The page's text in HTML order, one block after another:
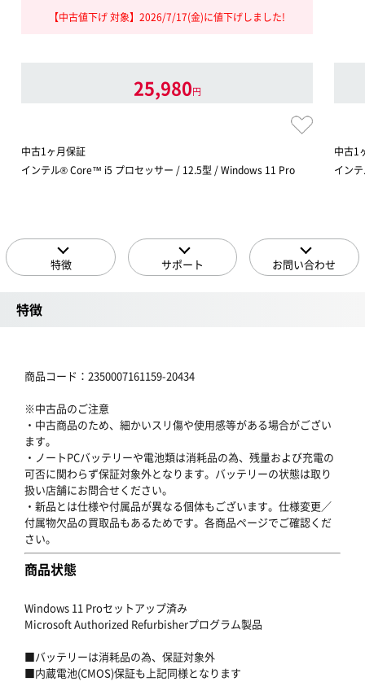
【中古値下げ 対象】2026/7/17(金)に値下げしました!
25,980円
中古1ヶ月保証
インテル® Core™ i5 プロセッサー / 12.5型 / Windows 11 Pro
中古1
イン
特徴 サポート お問い合わせ
特徴
商品コード：2350007161159-20434
※中古品のご注意
・中古商品のため、細かいスリ傷や使用感等がある場合がござい
ます。
・ノートPCバッテリーや電池類は消耗品の為、残量および充電の
可否に関わらず保証対象外となります。バッテリーの状態は取り
扱い店舗にお問合せください。
・新品とは仕様や付属品が異なる個体もございます。仕様変更／
付属物欠品の買取品もあるためです。各商品ページでご確認くだ
さい。
商品状態
Windows 11 Proセットアップ済み
Microsoft Authorized Refurbisherプログラム製品
■バッテリーは消耗品の為、保証対象外
■内蔵電池(CMOS)保証も上記同様となります